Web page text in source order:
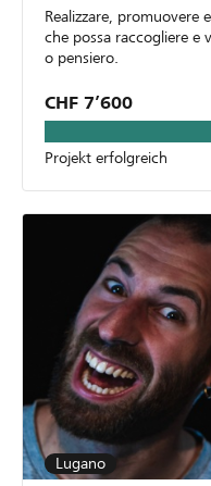
Realizzare, promuovere
che possa raccogliere e
o pensiero.
CHF 7’600
Projekt erfolgreich
Lugano